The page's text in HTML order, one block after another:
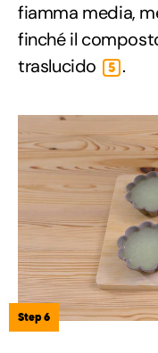
fiamma media,
finché il
traslucido
5 .
Step 6